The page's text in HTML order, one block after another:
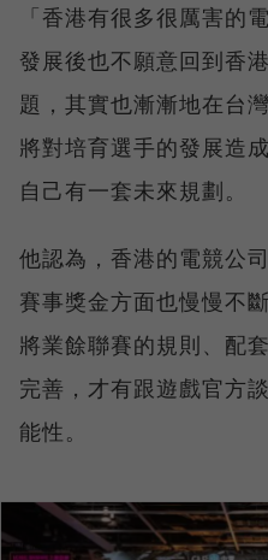
「香港有很多很厲害的
發展後也不願意回到香
題，其實也漸漸地在台
將對培育選手的發展造
自己有一套未來規劃。
他認為，香港的電競公
賽事獎金方面也慢慢不
將業餘聯賽的規則、配
完善，才有跟遊戲官方
能性。